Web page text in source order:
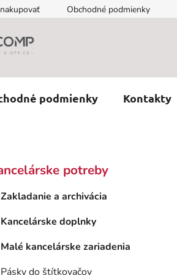
Obchodné podmienky
podmienky Kontakty
potreby
Zakladanie a archivácia
Kancelárske doplnky
Malé kancelárske zariadenia
Pásky do štítkovačov